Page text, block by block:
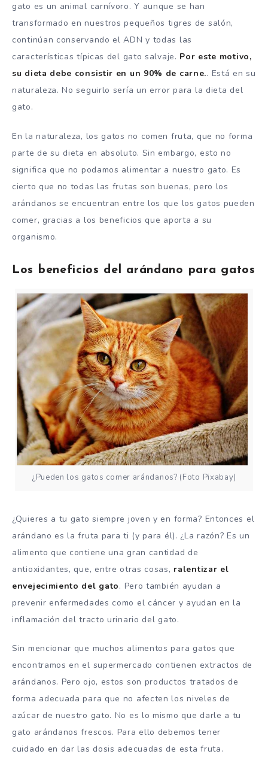
gato es un animal carnívoro. Y aunque se han
transformado en nuestros pequeños tigres de salón,
continúan conservando el ADN y todas las
características típicas del gato salvaje. Por este motivo,
su dieta debe consistir en un 90% de carne.. Está en su
naturaleza. No seguirlo sería un error para la dieta del
gato.
En la naturaleza, los gatos no comen fruta, que no forma
parte de su dieta en absoluto. Sin embargo, esto no
significa que no podamos alimentar a nuestro gato. Es
cierto que no todas las frutas son buenas, pero los
arándanos se encuentran entre los que los gatos pueden
comer, gracias a los beneficios que aporta a su
organismo.
Los beneficios del arándano para gatos
¿Pueden los gatos comer arándanos? (Foto Pixabay)
¿Quieres a tu gato siempre joven y en forma? Entonces el
arándano es la fruta para ti (y para él). ¿La razón? Es un
alimento que contiene una gran cantidad de
antioxidantes, que, entre otras cosas, ralentizar el
envejecimiento del gato. Pero también ayudan a
prevenir enfermedades como el cáncer y ayudan en la
inflamación del tracto urinario del gato.
Sin mencionar que muchos alimentos para gatos que
encontramos en el supermercado contienen extractos de
arándanos. Pero ojo, estos son productos tratados de
forma adecuada para que no afecten los niveles de
azúcar de nuestro gato. No es lo mismo que darle a tu
gato arándanos frescos. Para ello debemos tener
cuidado en dar las dosis adecuadas de esta fruta.